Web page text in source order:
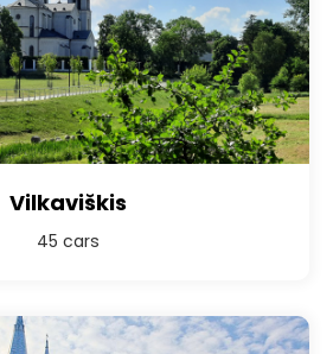
Vilkaviškis
45 cars